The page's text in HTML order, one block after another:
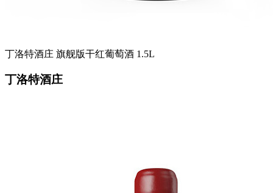
丁洛特酒庄 旗舰版干红葡萄酒 1.5L
丁洛特酒庄